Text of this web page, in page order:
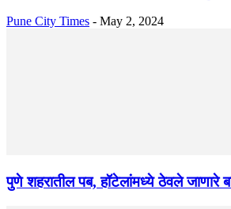
Pune City Times - May 2, 2024
पुणे शहरातील पब, हॉटेलांमध्ये ठेवले जाणारे